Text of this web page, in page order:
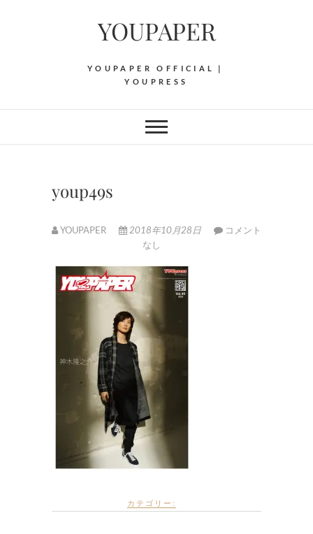
YOUPAPER
YOUPAPER OFFICIAL｜
YOUPRESS
youp49s
YOUPAPER 2018年10月28日
コメント
なし
カテゴリー: